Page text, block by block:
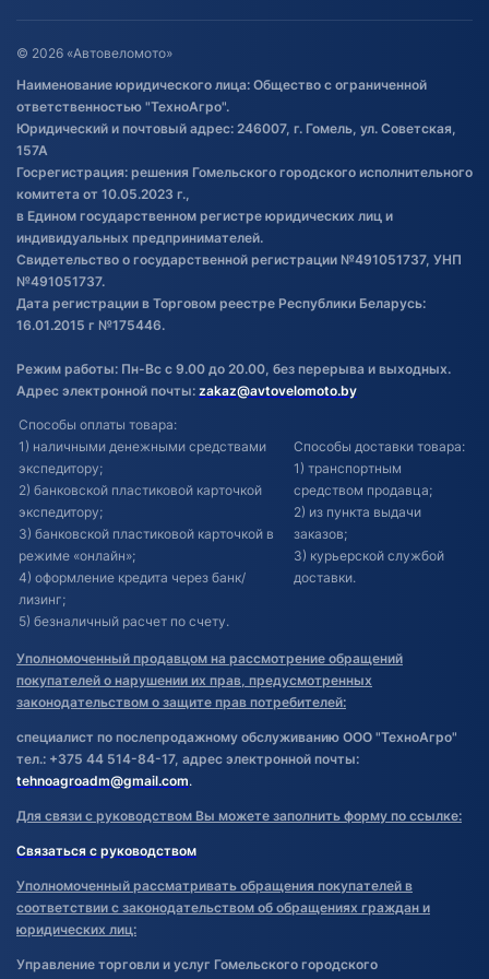
Оставить отзыв
Договор публичной оферты
Обработка файлов cookie
Постановка транспорта на учет
Обновления в ЭПТС 2024
© 2026 «Автовеломото»
Наименование юридического лица: Общество с ограниченной
ответственностью "ТехноАгро".
Юридический и почтовый адрес: 246007, г. Гомель, ул. Советская,
157А
Госрегистрация: решения Гомельского городского исполнительного
комитета от 10.05.2023 г.,
в Едином государственном регистре юридических лиц и
индивидуальных предпринимателей.
Свидетельство о государственной регистрации №491051737, УНП
№491051737.
Дата регистрации в Торговом реестре Республики Беларусь:
16.01.2015 г №175446.
Режим работы: Пн-Вс с 9.00 до 20.00, без перерыва и выходных.
Адрес электронной почты: zakaz@avtovelomoto.by
Способы оплаты товара:
1) наличными денежными средствами
экспедитору;
2) банковской пластиковой карточкой
экспедитору;
3) банковской пластиковой карточкой в
режиме «онлайн»;
4) оформление кредита через банк/
лизинг;
5) безналичный расчет по счету.
Способы доставки товара:
1) транспортным
средством продавца;
2) из пункта выдачи
заказов;
3) курьерской службой
доставки.
Уполномоченный продавцом на рассмотрение обращений
покупателей о нарушении их прав, предусмотренных
законодательством о защите прав потребителей:
специалист по послепродажному обслуживанию ООО "ТехноАгро"
тел.: +375 44 514-84-17, адрес электронной почты:
tehnoagroadm@gmail.com.
Для связи с руководством Вы можете заполнить форму по ссылке:
Связаться с руководством
Уполномоченный рассматривать обращения покупателей в
соответствии с законодательством об обращениях граждан и
юридических лиц:
Управление торговли и услуг Гомельского городского